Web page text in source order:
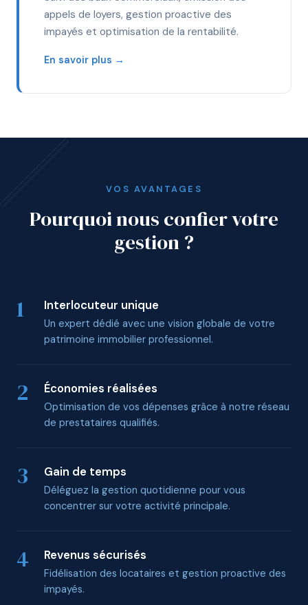
appels de loyers, gestion proactive des
impayés et optimisation de la rentabilité.
En savoir plus →
VOS AVANTAGES
Pourquoi nous confier votre
gestion ?
1 Interlocuteur unique
Un expert dédié avec une vision globale de votre
patrimoine immobilier professionnel.
2 Économies réalisées
Optimisation de vos dépenses grâce à notre réseau
de prestataires qualifiés.
3 Gain de temps
Déléguez la gestion quotidienne pour vous
concentrer sur votre activité principale.
4 Revenus sécurisés
Fidélisation des locataires et gestion proactive des
impayés.